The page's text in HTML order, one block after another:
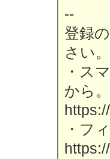
--
登録
さい。
・ス
から。
・フ